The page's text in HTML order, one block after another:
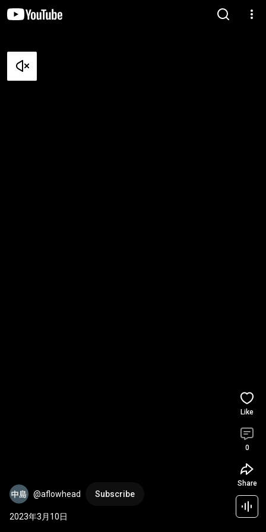
@aflowhead Subscribe
2023年3月10日
Like
0
Share